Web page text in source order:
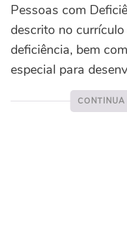
Pessoas com
descrito no
deficiência, bem
especial para